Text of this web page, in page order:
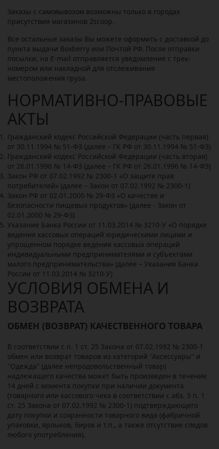
Заказы с самовывозом возможны только в городах
присутствия магазинов 2scoop.
Все остальные заказы Вы можете оформить с доставкой до
пункта выдачи Boxberry или Почтой РФ. После отправки
посылки, на E-mail отправляется уведомление с трек-
номером или накладной для отслеживания
местоположения груза.
НОРМАТИВНО-ПРАВОВЫЕ
АКТЫ
Гражданский кодекс Российской Федерации (часть первая)
от 30.11.1994 № 51-ФЗ (далее – ГК РФ от 30.11.1994 № 51-ФЗ)
Гражданский кодекс Российской Федерации (часть вторая)
от 26.01.1996 № 14-ФЗ (далее – ГК РФ от 26.01.1996 № 14-ФЗ)
Закон РФ от 07.02.1992 № 2300-1 «О защите прав
потребителей» (далее – Закон от 07.02.1992 № 2300-1)
Закон РФ от 02.01.2000 № 29-ФЗ «О качестве и
безопасности пищевых продуктов» (далее - Закон от
02.01.2000 № 29-ФЗ)
Указание Банка России от 11.03.2014 № 3210-У «О порядке
ведения кассовых операций юридическими лицами и
упрощенном порядке ведения кассовых операций
индивидуальными предпринимателями и субъектами
малого предпринимательства» (далее – Указания Банка
России от 11.03.2014 № 3210-У)
УСЛОВИЯ ОБМЕНА И
ВОЗВРАТА
ОБМЕН (ВОЗВРАТ) КАЧЕСТВЕННОГО ТОВАРА
В соответствии с п. 1 ст. 25 Закона от 07.02.1992 № 2300-1
обмен или возврат товаров из категорий "Аксессуары" и
"Одежда" (далее непродовольственный товар)
надлежащего качества может быть произведен в течение
14 дней с момента покупки при наличии документа
(товарного или кассового чека в соответствии с абз. 3 п. 1
ст. 25 Закона от 07.02.1992 № 2300-1) подтверждающего
дату покупки и сохранности товарного вида (фабричной
упаковки, ярлыков, бирок и т.п., а также отсутствие следов
любого употребления).